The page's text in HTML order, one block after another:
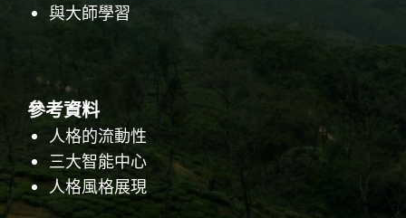
與大師學習
參考資料
人格的流動性
三大智能中心
人格風格展現